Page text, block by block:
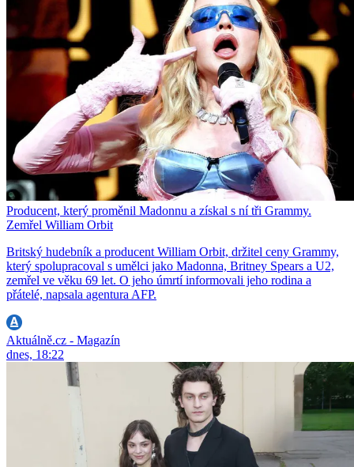
Producent, který proměnil Madonnu a získal s ní tři Grammy.
Zemřel William Orbit
Britský hudebník a producent William Orbit, držitel ceny Grammy,
který spolupracoval s umělci jako Madonna, Britney Spears a U2,
zemřel ve věku 69 let. O jeho úmrtí informovali jeho rodina a
přátelé, napsala agentura AFP.
Aktuálně.cz - Magazín
dnes, 18:22